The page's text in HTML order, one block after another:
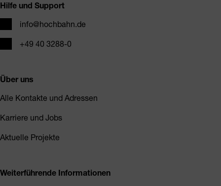
Hilfe und Support
E-Mailinfo@hochbahn.de
Telefon+49 40 3288-0
Über uns
Alle Kontakte und Adressen
Karriere und Jobs
Aktuelle Projekte
Weiterführende Informationen